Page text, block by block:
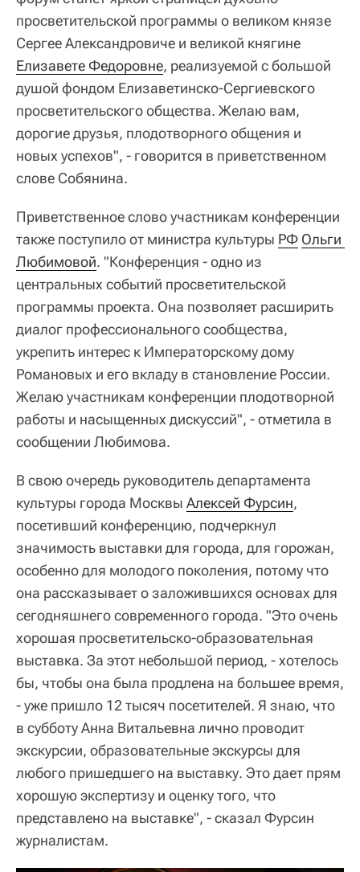
просветительской программы о великом князе
Сергее Александровиче и великой княгине
Елизавете Федоровне, реализуемой с большой
душой фондом Елизаветинско-Сергиевского
просветительского общества. Желаю вам,
дорогие друзья, плодотворного общения и
новых успехов", - говорится в приветственном
слове Собянина.
Приветственное слово участникам конференции
также поступило от министра культуры РФ Ольги
Любимовой. "Конференция - одно из
центральных событий просветительской
программы проекта. Она позволяет расширить
диалог профессионального сообщества,
укрепить интерес к Императорскому дому
Романовых и его вкладу в становление России.
Желаю участникам конференции плодотворной
работы и насыщенных дискуссий", - отметила в
сообщении Любимова.
В свою очередь руководитель департамента
культуры города Москвы Алексей Фурсин,
посетивший конференцию, подчеркнул
значимость выставки для города, для горожан,
особенно для молодого поколения, потому что
она рассказывает о заложившихся основах для
сегодняшнего современного города. "Это очень
хорошая просветительско-образовательная
выставка. За этот небольшой период, - хотелось
бы, чтобы она была продлена на большее время,
- уже пришло 12 тысяч посетителей. Я знаю, что
в субботу Анна Витальевна лично проводит
экскурсии, образовательные экскурсы для
любого пришедшего на выставку. Это дает прям
хорошую экспертизу и оценку того, что
представлено на выставке", - сказал Фурсин
журналистам.